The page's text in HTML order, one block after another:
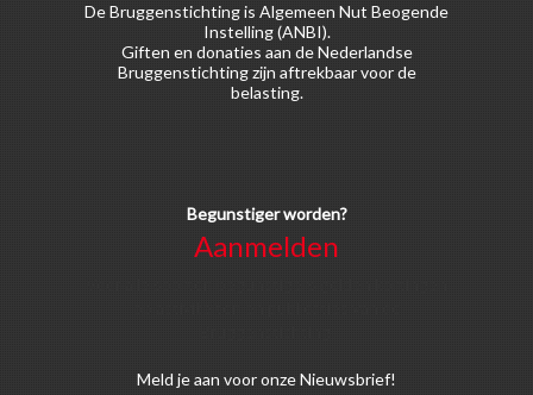
De Bruggenstichting is Algemeen Nut Beogende
Instelling (ANBI).
Giften en donaties aan de Nederlandse
Bruggenstichting zijn aftrekbaar voor de
belasting.
Begunstiger worden?
Aanmelden
Meld je aan voor onze Nieuwsbrief!